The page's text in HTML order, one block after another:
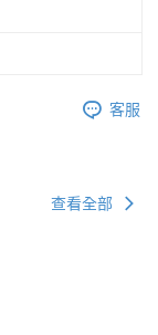
客服
查看全部